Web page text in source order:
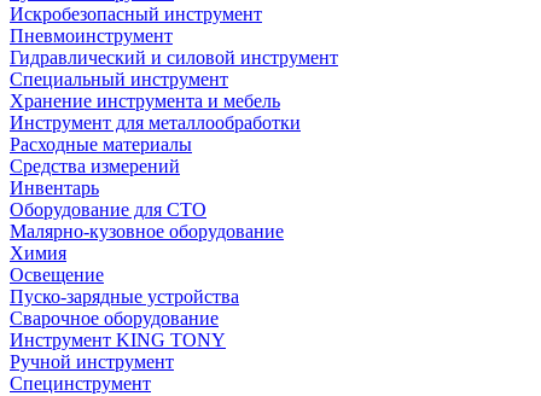
Искробезопасный инструмент
Пневмоинструмент
Гидравлический и силовой инструмент
Специальный инструмент
Хранение инструмента и мебель
Инструмент для металлообработки
Расходные материалы
Средства измерений
Инвентарь
Оборудование для СТО
Малярно-кузовное оборудование
Химия
Освещение
Пуско-зарядные устройства
Сварочное оборудование
Инструмент KING TONY
Ручной инструмент
Специнструмент